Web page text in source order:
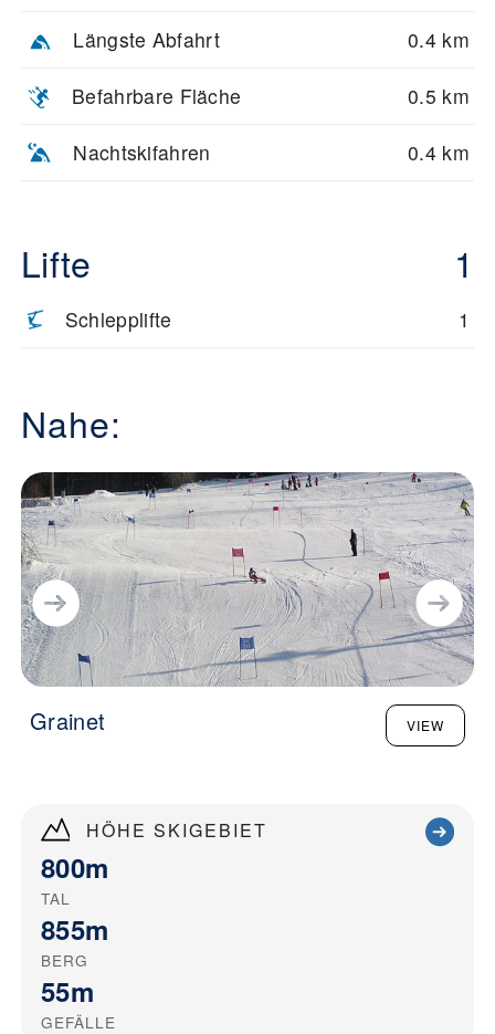
HÖHE SKIGEBIET
800m
TAL
855m
BERG
55m
GEFÄLLE
Längste Abfahrt 0.4 km
Befahrbare Fläche 0.5 km
Nachtskifahren 0.4 km
Lifte 1
Schlepplifte 1
Nahe:
Grainet VIEW